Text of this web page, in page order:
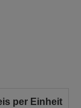
per Einheit